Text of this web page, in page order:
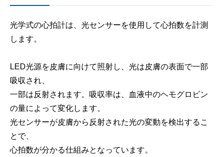
光学式の心拍計は、光センサーを使用して心拍数を計測
します。
LED光源を皮膚に向けて照射し、光は皮膚の表面で一部
吸収され、
一部は反射されます。吸収率は、血液中のヘモグロビン
の量によって変化します。
光センサーが皮膚から反射された光の変動を検出するこ
とで、
心拍数が分かる仕組みとなっています。